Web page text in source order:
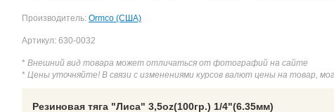
4, 4,5oz (сильная)
(средне-сильная)
Резиновая тяга цветная Обезьяна 3/8, 3,5oz
Производитель: Ormco (США)
Артикул: 630-0032
* Внешний вид товара может отличаться от фотографий на сайте
* Цены уточняйте! В связи с изменениями курсов валют цены на товар,
Резиновая тяга "Лиса" 3,5oz(100гр.) 1/4"(6.35мм)